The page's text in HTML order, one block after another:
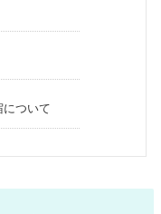
について